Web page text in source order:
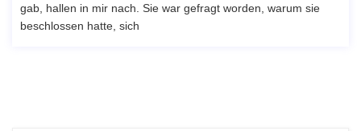
gab, hallen in mir nach. Sie war gefragt worden, warum sie
beschlossen hatte, sich